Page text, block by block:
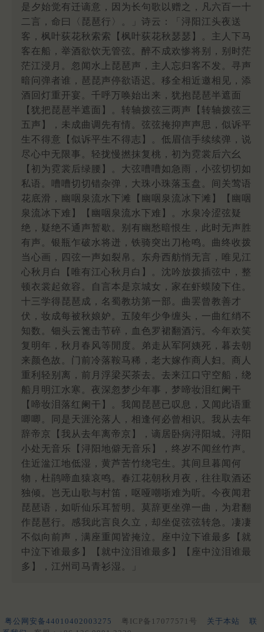
是夕始觉有迁谪意，因为长句歌以赠之，凡六百一十
二言，命曰〈琵琶行〉。」诗云：「浔阳江头夜送
客，枫叶荻花秋索索【枫叶荻花秋瑟瑟】。主人下马
客在船，举酒欲饮无管弦。醉不成欢惨将别，别时茫
茫江浸月。忽闻水上琵琶声，主人忘归客不发。寻声
暗问弹者谁，琶琵声停欲语迟。移全相近邀相见，添
酒回灯重开宴。千呼万唤始出来，犹抱琵琶半遮面
【犹把琵琶半遮面】。转轴拨弦三两声【转轴拨弦三
五声】，未成曲调先有情。弦弦掩抑声声思，似诉平
生不得意【似诉平生不得志】。低眉信手续续弹，说
尽心中无限事。轻拢慢撚抹复桃，初为霓裳后六幺
【初为霓裳后绿腰】。大弦嘈嘈如急雨，小弦切切如
私语。嘈嘈切切错杂弹，大珠小珠落玉盘。间关莺语
花底滑，幽咽泉流水下滩【幽咽泉流冰下滩】【幽咽
泉流冰下难】【幽咽泉流水下难】。水泉冷涩弦疑
绝，疑绝不通声暂歇。别有幽愁暗恨生，此时无声胜
有声。银瓶乍破水将迸，铁骑突出刀枪鸣。曲终收拨
当心画，四弦一声如裂帛。东舟西舫悄无言，唯见江
心秋月白【唯有江心秋月白】。沈吟放拨插弦中，整
顿衣裳起敛容。自言本是京城女，家在虾蟆陵下住。
十三学得琵琶成，名蜀教坊第一部。曲罢曾教善才
伏，妆成每被秋娘妒。五陵年少争缠头，一曲红绡不
知数。钿头云篦击节碎，血色罗裙翻酒污。今年欢笑
复明年，秋月春风等閒度。弟走从军阿姨死，暮去朝
来颜色故。门前冷落鞍马稀，老大嫁作商人妇。商人
重利轻别离，前月浮梁买茶去。去来江口守空船，绕
船月明江水寒。夜深忽梦少年事，梦啼妆泪红阑干
【啼妆泪落红阑干】。我闻琵琶已叹息，又闻此语重
唧唧。同是天涯沦落人，相逢何必曾相识。我从去年
辞帝京【我从去年离帝京】，谪居卧病浔阳城。浔阳
小处无音乐【浔阳地僻无音乐】，终岁不闻丝竹声。
住近湓江地低湿，黄芦苦竹绕宅生。其间旦暮闻何
物，杜鹃啼血猿哀鸣。春江花朝秋月夜，往往取酒还
独倾。岂无山歌与村笛，呕哑嘲哳难为听。今夜闻君
琵琶语，如听仙乐耳暂明。莫辞更坐弹一曲，为君翻
作琵琶行。感我此言良久立，却坐促弦弦转急。凄凄
不似向前声，满座重闻皆掩泣。座中泣下谁最多【就
中泣下谁最多】【就中泣泪谁最多】【座中泣泪谁最
多】，江州司马青衫湿。」
粤公网安备44010402003275 粤ICP备17077571号 关于本站
联